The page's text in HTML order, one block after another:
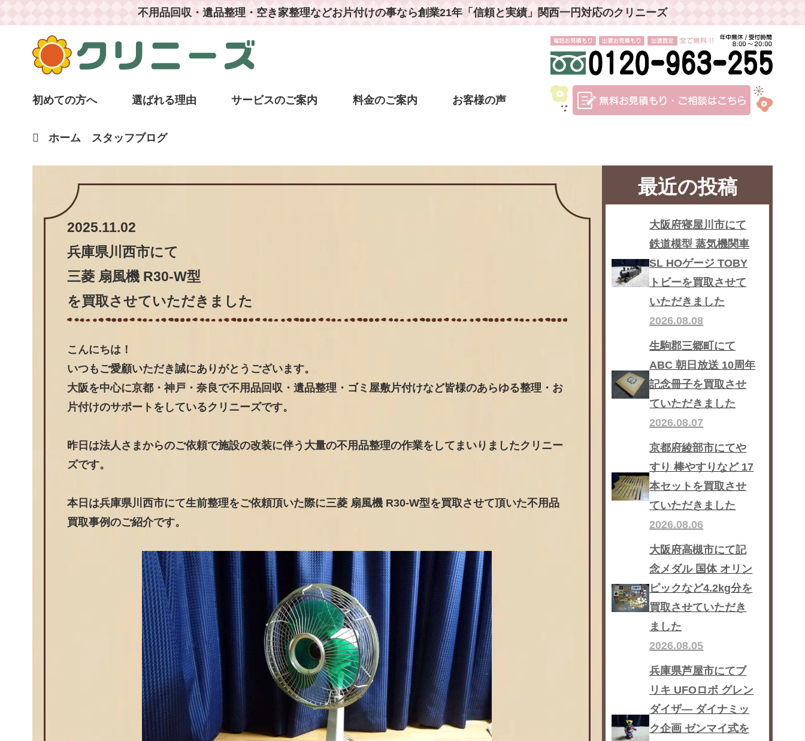
不用品回収・遺品整理・空き家整理などお片付けの事なら創業21年「信頼と実績」関西一円対応のクリニーズ
初めての方へ 選ばれる理由 サービスのご案内 料金のご案内 お客様の声
ホーム スタッフブログ
2025.11.02
兵庫県川西市にて
三菱 扇風機 R30-W型
を買取させていただきました
こんにちは！
いつもご愛顧いただき誠にありがとうございます。
大阪を中心に京都・神戸・奈良で不用品回収・遺品整理・ゴミ屋敷片付けなど皆様のあらゆる整理・お
片付けのサポートをしているクリニーズです。
昨日は法人さまからのご依頼で施設の改装に伴う大量の不用品整理の作業をしてまいりましたクリニー
ズです。
本日は兵庫県川西市にて生前整理をご依頼頂いた際に三菱 扇風機 R30-W型を買取させて頂いた不用品
買取事例のご紹介です。
最近の投稿
大阪府寝屋川市にて
鉄道模型 蒸気機関車
SL HOゲージ TOBY
トビーを買取させて
いただきました
2026.08.08
生駒郡三郷町にて
ABC 朝日放送 10周年
記念冊子を買取させ
ていただきました
2026.08.07
京都府綾部市にてや
すり 棒やすりなど 17
本セットを買取させ
ていただきました
2026.08.06
大阪府高槻市にて記
念メダル 国体 オリン
ピックなど4.2kg分を
買取させていただき
ました
2026.08.05
兵庫県芦屋市にてブ
リキ UFOロボ グレン
ダイザ― ダイナミッ
ク企画 ゼンマイ式を